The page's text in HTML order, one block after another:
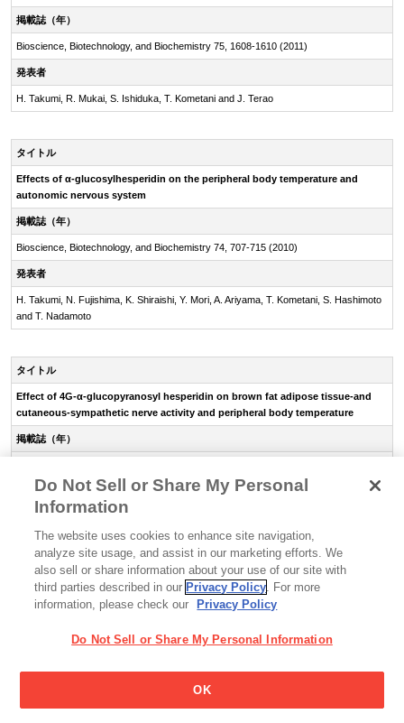
掲載誌（年）
Bioscience, Biotechnology, and Biochemistry 75, 1608-1610 (2011)
発表者
H. Takumi, R. Mukai, S. Ishiduka, T. Kometani and J. Terao
タイトル
Effects of α-glucosylhesperidin on the peripheral body temperature and
autonomic nervous system
掲載誌（年）
Bioscience, Biotechnology, and Biochemistry 74, 707-715 (2010)
発表者
H. Takumi, N. Fujishima, K. Shiraishi, Y. Mori, A. Ariyama, T. Kometani, S. Hashimoto
and T. Nadamoto
タイトル
Effect of 4G-α-glucopyranosyl hesperidin on brown fat adipose tissue-and
cutaneous-sympathetic nerve activity and peripheral body temperature
掲載誌（年）
発表者
Shiraishi, T. Kometani and K. Nagai
タイトル
糖転移ヘスペリジン含有コラーゲン飲料の継続摂取による皮膚状態の改善効果
掲載誌（年）
Do Not Sell or Share My Personal
Information
The website uses cookies to enhance site navigation,
analyze site usage, and assist in our marketing efforts. We
also sell or share information about your use of our site with
third parties described in our Privacy Policy. For more
information, please check our
Privacy Policy
Do Not Sell or Share My Personal Information
OK